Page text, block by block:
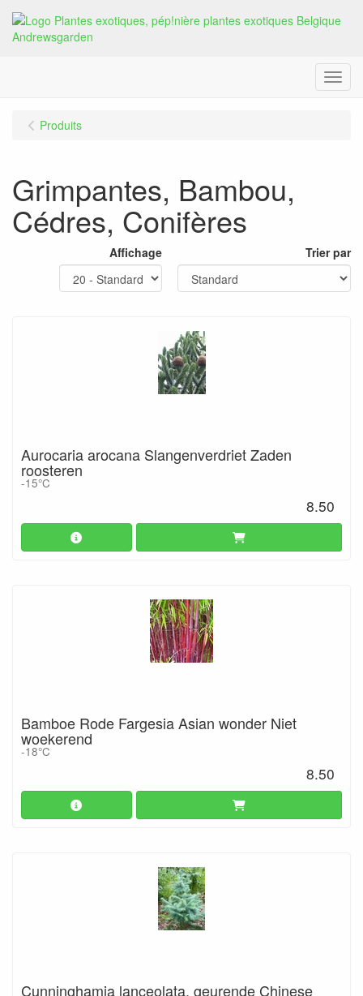
Menu
Produits
Grimpantes, Bambou,
Cédres, Conifères
Affichage Trier par
Aurocaria arocana Slangenverdriet Zaden
roosteren
-15°C
8.50
Bamboe Rode Fargesia Asian wonder Niet
woekerend
-18°C
8.50
Cunninghamia lanceolata, geurende Chinese